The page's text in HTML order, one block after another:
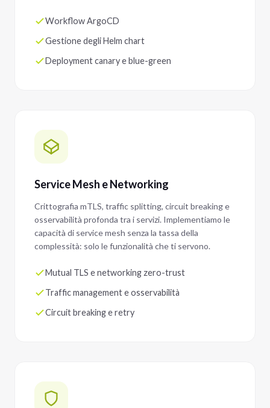
Workflow ArgoCD
Gestione degli Helm chart
Deployment canary e blue-green
Service Mesh e Networking
Crittografia mTLS, traffic splitting, circuit breaking e
osservabilità profonda tra i servizi. Implementiamo le
capacità di service mesh senza la tassa della
complessità: solo le funzionalità che ti servono.
Mutual TLS e networking zero-trust
Traffic management e osservabilità
Circuit breaking e retry